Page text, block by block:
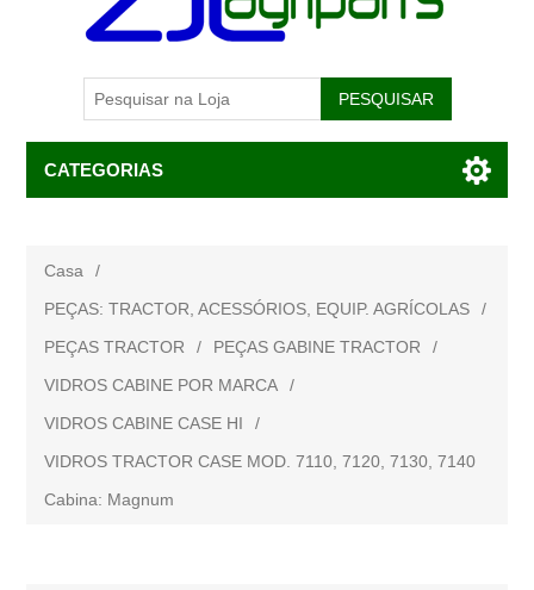
CATEGORIAS
Casa
/
PEÇAS: TRACTOR, ACESSÓRIOS, EQUIP. AGRÍCOLAS
/
PEÇAS TRACTOR
/ PEÇAS GABINE TRACTOR
/
VIDROS CABINE POR MARCA
/
VIDROS CABINE CASE HI
/
VIDROS TRACTOR CASE MOD. 7110, 7120, 7130, 7140
Cabina: Magnum